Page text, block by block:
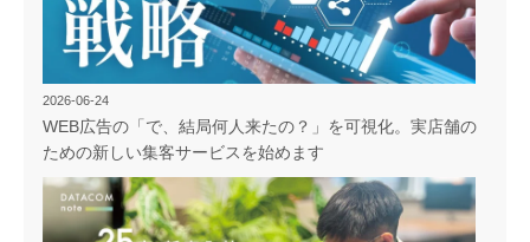
2026-06-24
WEB広告の「で、結局何人来たの？」を可視化。実店舗の
ための新しい集客サービスを始めます